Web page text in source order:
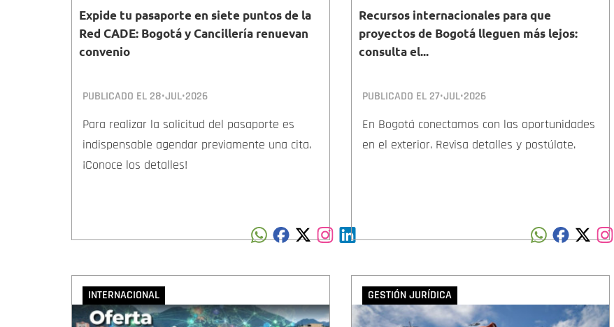
Expide tu pasaporte en siete puntos de la
Red CADE: Bogotá y Cancillería renuevan
convenio
PUBLICADO EL 28•JUL•2026
Para realizar la solicitud del pasaporte es
indispensable agendar previamente una cita.
¡Conoce los detalles!
Recursos internacionales para que
proyectos de Bogotá lleguen más lejos:
consulta el...
PUBLICADO EL 27•JUL•2026
En Bogotá conectamos con las oportunidades
en el exterior. Revisa detalles y postúlate.
INTERNACIONAL GESTIÓN JURÍDICA